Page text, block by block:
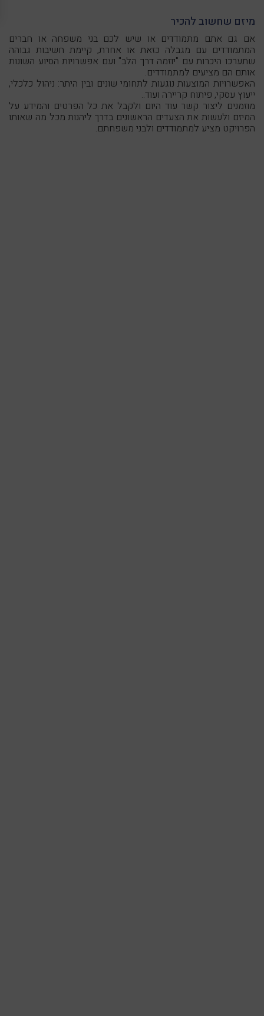
מיזם שחשוב להכיר
אם גם אתם מתמודדים או שיש לכם בני משפחה או חברים
המתמודדים עם מגבלה כזאת או אחרת, קיימת חשיבות גבוהה
שתערכו היכרות עם "יוזמה דרך הלב" ועם אפשרויות הסיוע השונות
אותם הם מציעים למתמודדים.
האפשרויות המוצעות נוגעות לתחומי שונים ובין היתר: ניהול כלכלי,
ייעוץ עסקי, פיתוח קריירה ועוד..
מוזמנים ליצור קשר עוד היום ולקבל את כל הפרטים והמידע על
המיזם ולעשות את הצעדים הראשונים בדרך ליהנות מכל מה שאותו
הפרויקט מציע למתמודדים ולבני משפחתם.